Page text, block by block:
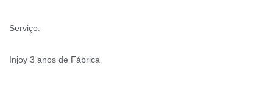
Serviço:
Injoy 3 anos de Fábrica